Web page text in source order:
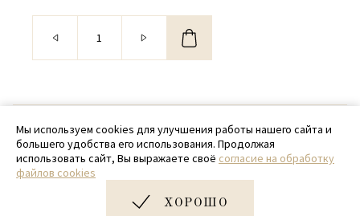
© 2020 - 2026 SamPack
+ 7 (918) 699-97-87
zakaz@sampack.store
Дизайн и разработка сайта
Мы используем cookies для улучшения работы нашего сайта и
большего удобства его использования. Продолжая
использовать сайт, Вы выражаете своё согласие на обработку
файлов cookies
ХОРОШО